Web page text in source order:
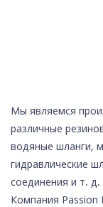
Мы являемся
различные
водяные шланги,
гидравлические
соединения и т. д.
Компания